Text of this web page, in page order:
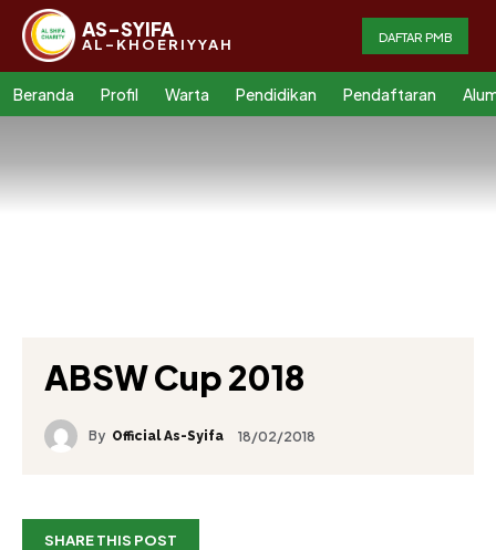
AS-SYIFA
AL-KHOERIYYAH DAFTAR PMB
Beranda Profil Warta Pendidikan Pendaftaran
ABSW Cup 2018
By Official As-Syifa 18/02/2018
SHARE THIS POST